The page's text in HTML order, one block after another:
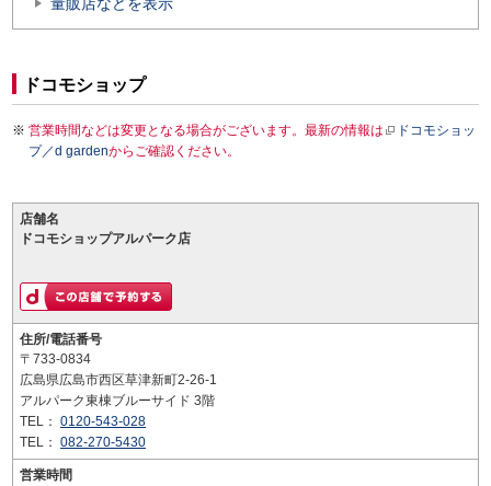
ドコモショップ
営業時間などは変更となる場合がございます。最新の情報は
ドコモショッ
プ／d gardenからご確認ください。
店舗名
ドコモショップアルパーク店
住所/電話番号
〒733-0834
広島県広島市西区草津新町2-26-1
アルパーク東棟ブルーサイド 3階
TEL： 0120-543-028
TEL： 082-270-5430
営業時間